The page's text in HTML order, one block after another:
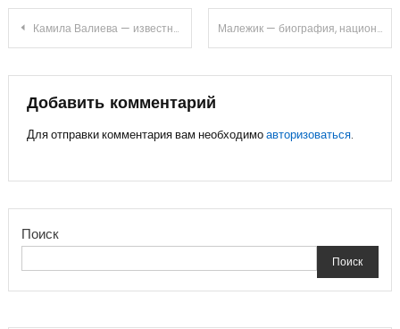
Навигация
по
записям
Камила Валиева — известная российская певица и актриса — история ее национальности, влияние семьи и закрытая биография Малежик — биография, национальность, Вячеслав — подробности и интересные факты
Добавить комментарий
Для отправки комментария вам необходимоавторизоваться.
Поиск
Поиск